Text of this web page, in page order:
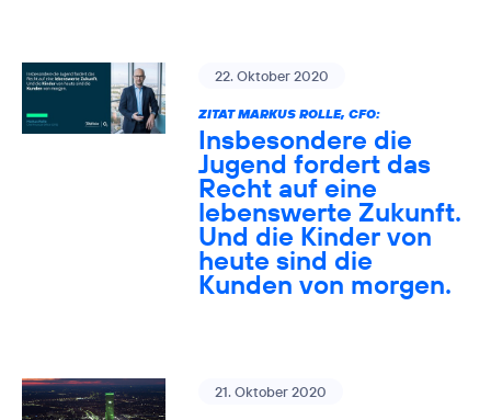
22. Oktober 2020
ZITAT MARKUS ROLLE, CFO:
Insbesondere die
Jugend fordert das
Recht auf eine
lebenswerte Zukunft.
Und die Kinder von
heute sind die
Kunden von morgen.
21. Oktober 2020